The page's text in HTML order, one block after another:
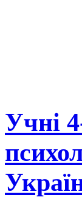
Учні